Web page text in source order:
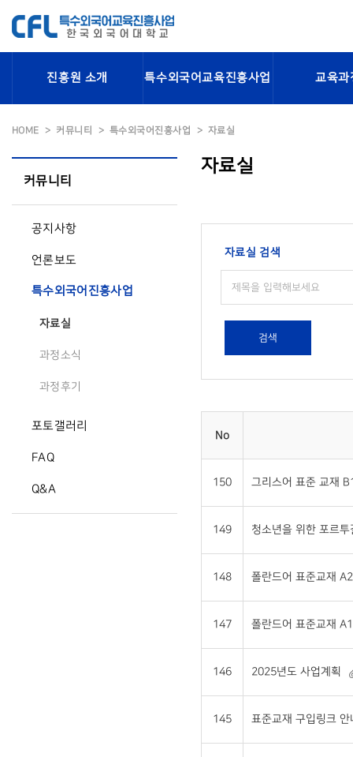
진흥원 소개 특수외국어교육진흥사업 교육과
HOME 커뮤니티 특수외국어진흥사업 자료실
커뮤니티
공지사항
언론보도
특수외국어진흥사업
자료실
과정소식
과정후기
포토갤러리
FAQ
Q&A
자료실
자료실 검색
검색
No
150 그리스어 표준 교재
149 청소년을 위한 포르
148 폴란드어 표준교재
147 폴란드어 표준교재
146 2025년도 사업계획
145 표준교재 구입링크 안